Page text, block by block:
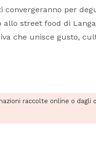
convergeranno per
allo street food di
che unisce gusto,
raccolte online o dagli